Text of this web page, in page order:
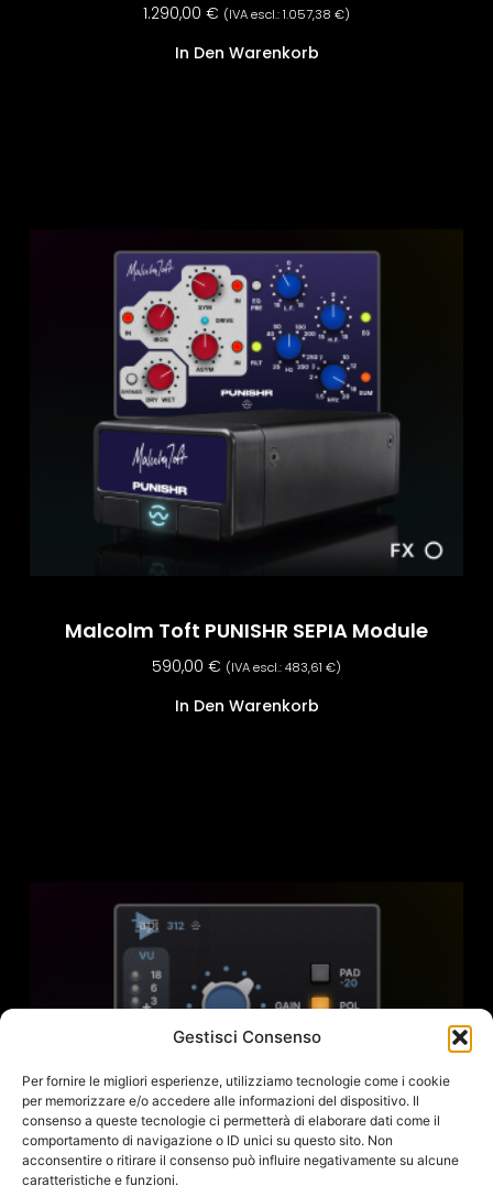
Gestisci Consenso
Per fornire le migliori esperienze, utilizziamo tecnologie come i cookie
per memorizzare e/o accedere alle informazioni del dispositivo. Il
consenso a queste tecnologie ci permetterà di elaborare dati come il
comportamento di navigazione o ID unici su questo sito. Non
acconsentire o ritirare il consenso può influire negativamente su alcune
caratteristiche e funzioni.
1.290,00 € (IVA escl.:1.057,38 €)
In Den Warenkorb
Malcolm Toft PUNISHR SEPIA Module
590,00 € (IVA escl.:483,61 €)
In Den Warenkorb